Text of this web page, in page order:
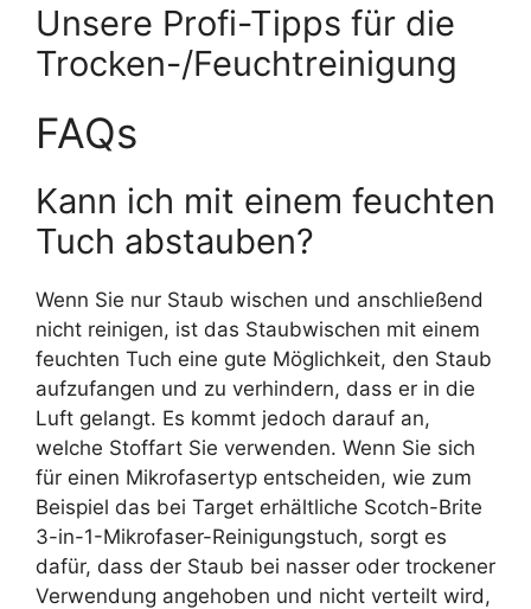
Unsere Profi-Tipps für die
Trocken-/Feuchtreinigung
FAQs
Kann ich mit einem feuchten
Tuch abstauben?
Wenn Sie nur Staub wischen und anschließend
nicht reinigen, ist das Staubwischen mit einem
feuchten Tuch eine gute Möglichkeit, den Staub
aufzufangen und zu verhindern, dass er in die
Luft gelangt. Es kommt jedoch darauf an,
welche Stoffart Sie verwenden. Wenn Sie sich
für einen Mikrofasertyp entscheiden, wie zum
Beispiel das bei Target erhältliche Scotch-Brite
3-in-1-Mikrofaser-Reinigungstuch, sorgt es
dafür, dass der Staub bei nasser oder trockener
Verwendung angehoben und nicht verteilt wird,